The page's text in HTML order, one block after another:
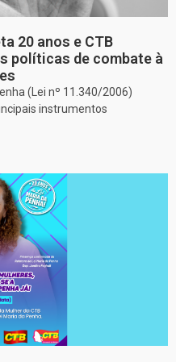
20 anos e CTB
políticas de combate à
(Lei nº 11.340/2006)
instrumentos